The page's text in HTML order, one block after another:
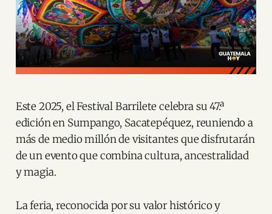
Este 2025, el Festival Barrilete celebra su 47.ª
edición en Sumpango, Sacatepéquez, reuniendo a
más de medio millón de visitantes que disfrutarán
de un evento que combina cultura, ancestralidad
y magia.
La feria, reconocida por su valor histórico y